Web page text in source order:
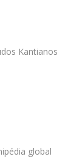
Kantianos
global